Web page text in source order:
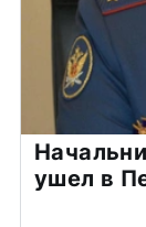
ушел в